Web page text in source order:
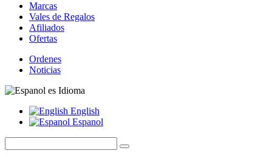
Marcas
Vales de Regalos
Afiliados
Ofertas
Ordenes
Noticias
es Idioma
English
Espanol